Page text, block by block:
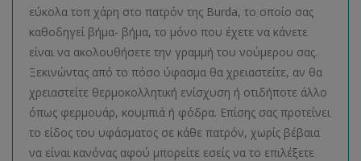
εύκολα τοπ χάρη στο πατρόν της Burda, το οποίο σας
καθοδηγεί βήμα- βήμα, το μόνο που έχετε να κάνετε
είναι να ακολουθήσετε την γραμμή του νούμερου σας.
Ξεκινώντας από το πόσο ύφασμα θα χρειαστείτε, αν θα
χρειαστείτε θερμοκολλητική ενίσχυση ή οτιδήποτε άλλο
όπως φερμουάρ, κουμπιά ή φόδρα. Επίσης σας προτείνει
το είδος του υφάσματος σε κάθε πατρόν, χωρίς βέβαια
να είναι κανόνας αφού μπορείτε εσείς να το επιλέξετε